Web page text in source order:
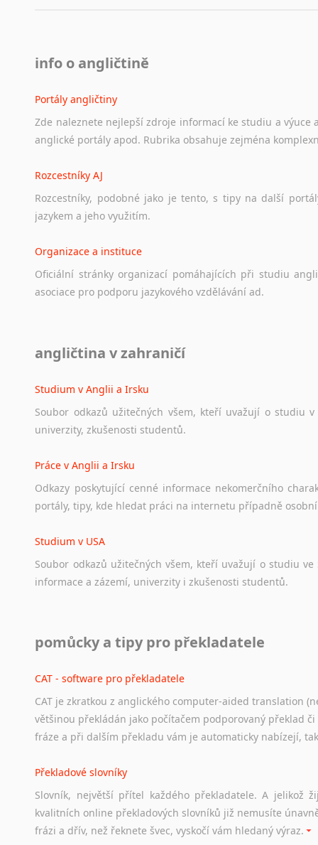
info o angličtině
Portály angličtiny
Zde naleznete nejlepší zdroje informací ke studiu a výuce
anglické portály apod. Rubrika obsahuje zejména
Rozcestníky AJ
Rozcestníky, podobné jako je tento, s tipy na další
jazykem a jeho využitím.
Organizace a instituce
Oficiální stránky organizací pomáhajících při studiu
asociace pro podporu jazykového vzdělávání ad.
Ať už se jedná o česká diskusní
angličtina v zahraničí
Studium v Anglii a Irsku
Soubor odkazů užitečných všem, kteří uvažují o studiu v
univerzity, zkušenosti studentů.
Práce v Anglii a Irsku
Odkazy poskytující cenné informace nekomerčního
portály, tipy, kde hledat práci na internetu případně osobní
Studium v USA
Soubor odkazů užitečných všem, kteří uvažují o studiu ve
informace a zázemí, univerzity i zkušenosti studentů.
Odkazy poskytující cenné informace nekomerčního
Studium v Austrálii
Soubor odkazů užitečných všem, kteří uvažují o studiu v
a zázemí, australské univerzity a samozřejmě i osobní
Práce v Austrálii
Odkazy poskytující cenné informace nekomerčního
hledat práci na internetu případně osobní zkušenosti
pomůcky a tipy pro překladatele
CAT - software pro překladatele
CAT je zkratkou z anglického computer-aided translation
většinou překládán jako počítačem podporovaný překlad
fráze a při dalším překladu vám je automaticky nabízejí,
Překladové slovníky
Slovník, největší přítel každého překladatele. A jelikož
kvalitních online překladových slovníků již nemusíte
frázi a dřív, než řeknete švec, vyskočí vám hledaný výraz.